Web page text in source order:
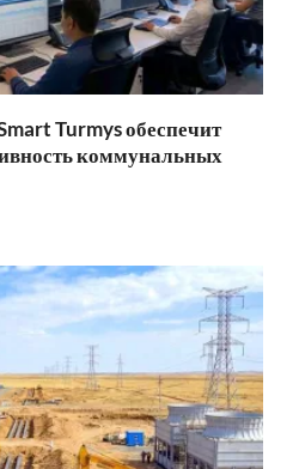
Turmys обеспечит
коммунальных